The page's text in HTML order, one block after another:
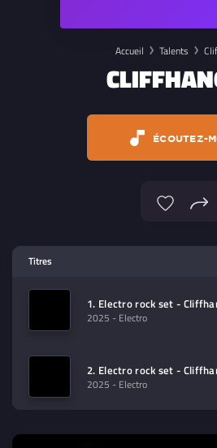
Accueil Talents
ÉCOUTEZ-
contenu à lire (audio/
Titres
1. Electro rock set -
2025 - Electro
2. Electro rock set -
2025 - Electro